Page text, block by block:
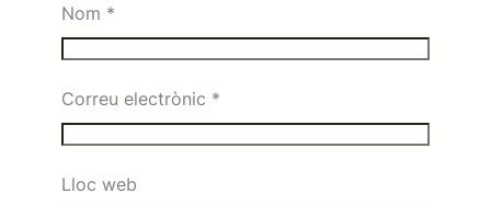
Nom *
Correu electrònic *
Lloc web